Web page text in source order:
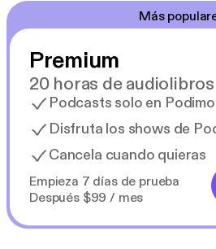
Más
Premium
20 horas de audiolibros
Podcasts solo en Podimo
Disfruta los shows de
Cancela cuando quieras
Empieza 7 días de prueba
Después $99 / mes